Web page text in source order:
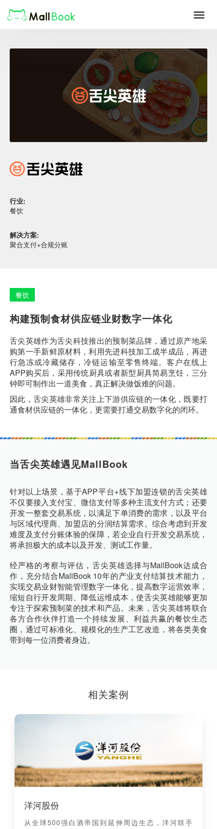
行业:
餐饮
解决方案:
聚合支付+合规分账
餐饮
构建预制食材供应链业财数字一体化
舌尖英雄作为舌尖科技推出的预制菜品牌，通过原产地采
购第一手新鲜原材料，利用先进科技加工成半成品，再进
行急冻或冷藏储存，冷链运输至零售终端。客户在线上
APP购买后，采用传统厨具或者新型厨具简易烹饪，三分
钟即可制作出一道美食，真正解决做饭难的问题。
因此，舌尖英雄非常关注上下游供应链的一体化，既要打
通食材供应链的一体化，更需要打通交易数字化的闭环。
当舌尖英雄遇见MallBook
针对以上场景，基于APP平台+线下加盟连锁的舌尖英雄
不仅要接入支付宝、微信支付等多种主流支付方式；还要
开发一整套交易系统，以满足下单消费的需求，以及平台
与区域代理商、加盟店的分润结算需求。综合考虑到开发
难度及支付分账体验的保障，若企业自行开发交易系统，
将承担极大的成本以及开发、测试工作量。
经严格的考察与评估，舌尖英雄选择与MallBook达成合
作，充分结合MallBook 10年的产业支付结算技术能力，
实现交易业财智能管理数字一体化，提高数字运营效率，
缩短自行开发周期、降低运维成本，使舌尖英雄能够更加
专注于探索预制菜的技术和产品。未来，舌尖英雄将联合
各方合作伙伴打造一个持续发展、利益共赢的餐饮生态
圈，通过可标准化、规模化的生产工艺改造，将各类美食
带到每一位消费者身边。
相关案例
洋河股份
从全球500强白酒帝国到延伸周边生态，洋河联手